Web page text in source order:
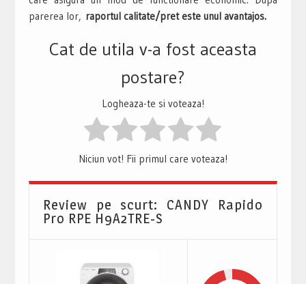
parerea lor, raportul calitate/pret este unul avantajos.
Cat de utila v-a fost aceasta
postare?
Logheaza-te si voteaza!
Niciun vot! Fii primul care voteaza!
Review pe scurt: CANDY Rapido
Pro RPE H9A2TRE-S